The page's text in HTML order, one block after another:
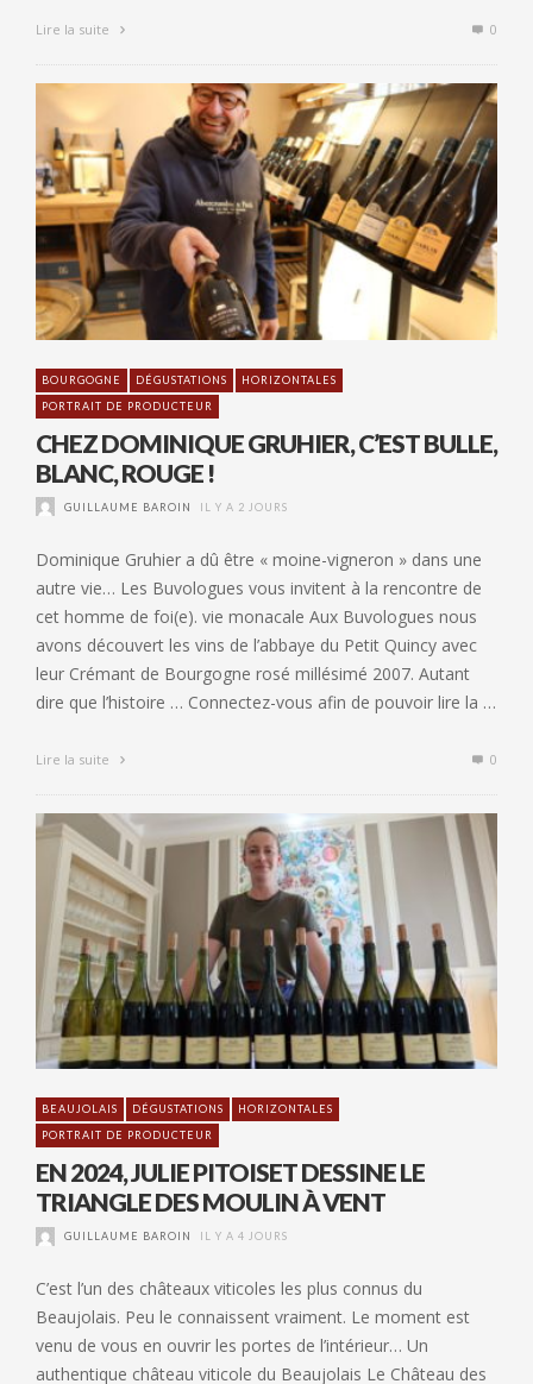
Lire la suite 0
BOURGOGNE DÉGUSTATIONS
HORIZONTALES
PORTRAIT DE PRODUCTEUR
CHEZ DOMINIQUE GRUHIER, C’EST BULLE,
BLANC, ROUGE !
GUILLAUME BAROIN IL Y A 2 JOURS
Dominique Gruhier a dû être « moine-vigneron » dans une
autre vie… Les Buvologues vous invitent à la rencontre de
cet homme de foi(e). vie monacale Aux Buvologues nous
avons découvert les vins de l’abbaye du Petit Quincy avec
leur Crémant de Bourgogne rosé millésimé 2007. Autant
dire que l’histoire … Connectez-vous afin de pouvoir lire la …
Lire la suite 0
BEAUJOLAIS DÉGUSTATIONS
HORIZONTALES
PORTRAIT DE PRODUCTEUR
EN 2024, JULIE PITOISET DESSINE LE
TRIANGLE DES MOULIN À VENT
GUILLAUME BAROIN IL Y A 4 JOURS
C’est l’un des châteaux viticoles les plus connus du
Beaujolais. Peu le connaissent vraiment. Le moment est
venu de vous en ouvrir les portes de l’intérieur… Un
authentique château viticole du Beaujolais Le Château des